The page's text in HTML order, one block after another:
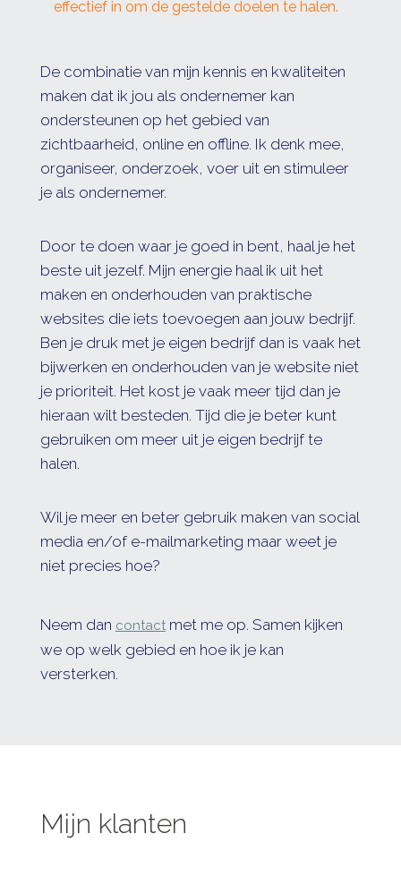
effectief in om de gestelde doelen te halen.
De combinatie van mijn kennis en kwaliteiten
maken dat ik jou als ondernemer kan
ondersteunen op het gebied van
zichtbaarheid, online en offline. Ik denk mee,
organiseer, onderzoek, voer uit en stimuleer
je als ondernemer.
Door te doen waar je goed in bent, haal je het
beste uit jezelf. Mijn energie haal ik uit het
maken en onderhouden van praktische
websites die iets toevoegen aan jouw bedrijf.
Ben je druk met je eigen bedrijf dan is vaak het
bijwerken en onderhouden van je website niet
je prioriteit. Het kost je vaak meer tijd dan je
hieraan wilt besteden. Tijd die je beter kunt
gebruiken om meer uit je eigen bedrijf te
halen.
Wil je meer en beter gebruik maken van social
media en/of e-mailmarketing maar weet je
niet precies hoe?
Neem dan contact met me op. Samen kijken
we op welk gebied en hoe ik je kan
versterken.
Mijn klanten